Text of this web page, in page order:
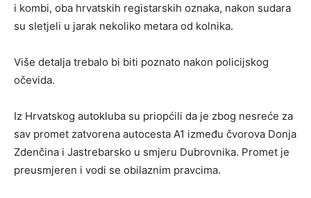
i kombi, oba hrvatskih registarskih oznaka, nakon sudara
su sletjeli u jarak nekoliko metara od kolnika.
Više detalja trebalo bi biti poznato nakon policijskog
očevida.
Iz Hrvatskog autokluba su priopćili da je zbog nesreće za
sav promet zatvorena autocesta A1 između čvorova Donja
Zdenčina i Jastrebarsko u smjeru Dubrovnika. Promet je
preusmjeren i vodi se obilaznim pravcima.